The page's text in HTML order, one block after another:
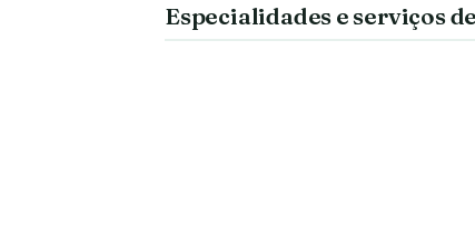
Especialidades e serviços